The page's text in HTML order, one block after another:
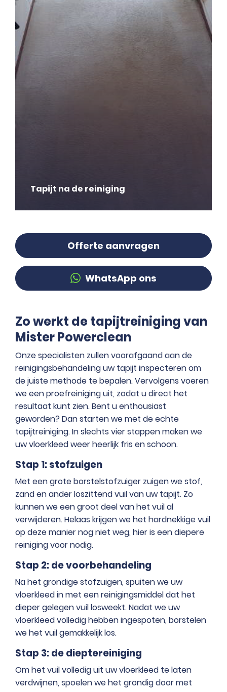
Tapijt na de reiniging
Offerte aanvragen
WhatsApp ons
Zo werkt de tapijtreiniging van
Mister Powerclean
Onze specialisten zullen voorafgaand aan de
reinigingsbehandeling uw tapijt inspecteren om
de juiste methode te bepalen. Vervolgens voeren
we een proefreiniging uit, zodat u direct het
resultaat kunt zien. Bent u enthousiast
geworden? Dan starten we met de echte
tapijtreiniging. In slechts vier stappen maken we
uw vloerkleed weer heerlijk fris en schoon.
Stap 1: stofzuigen
Met een grote borstelstofzuiger zuigen we stof,
zand en ander loszittend vuil van uw tapijt. Zo
kunnen we een groot deel van het vuil al
verwijderen. Helaas krijgen we het hardnekkige vuil
op deze manier nog niet weg, hier is een diepere
reiniging voor nodig.
Stap 2: de voorbehandeling
Na het grondige stofzuigen, spuiten we uw
vloerkleed in met een reinigingsmiddel dat het
dieper gelegen vuil losweekt. Nadat we uw
vloerkleed volledig hebben ingespoten, borstelen
we het vuil gemakkelijk los.
Stap 3: de dieptereiniging
Om het vuil volledig uit uw vloerkleed te laten
verdwijnen, spoelen we het grondig door met